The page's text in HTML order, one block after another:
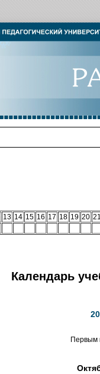
13 14 15 16 17 18 19 20 21
Календарь
Первым